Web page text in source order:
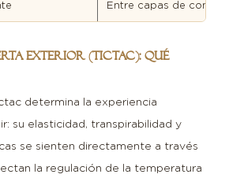
Entre capas de
exterior (tictac): qué
determina la experiencia
su elasticidad, transpirabilidad y
se sienten directamente a través
la regulación de la temperatura